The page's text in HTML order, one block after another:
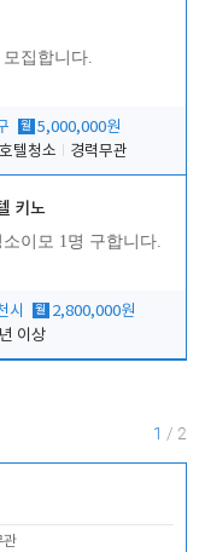
모집합니다.
월 5,000,000원
텔청소
경력무관
키노
소이모 1명 구합니다.
시 월 2,800,000원
이상
1 / 2
관